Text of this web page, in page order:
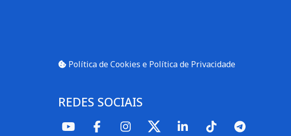
Política de Cookies e Política de Privacidade
REDES SOCIAIS